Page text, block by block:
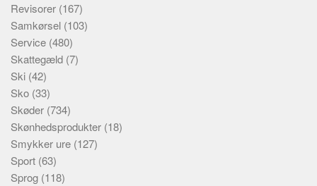
Revisorer (167)
Samkørsel (103)
Service (480)
Skattegæld (7)
Ski (42)
Sko (33)
Skøder (734)
Skønhedsprodukter (18)
Smykker ure (127)
Sport (63)
Sprog (118)